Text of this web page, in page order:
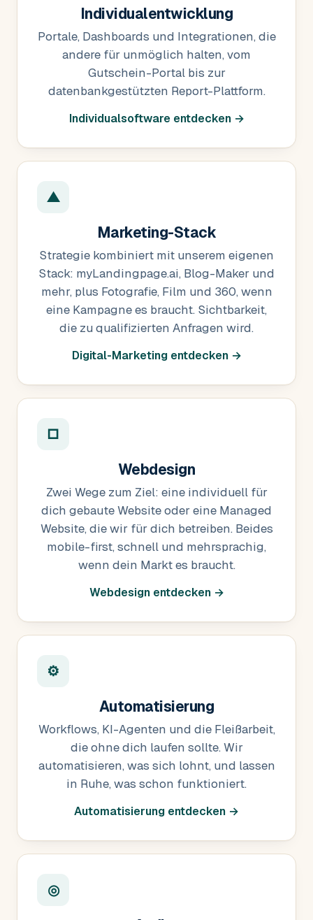
Individualentwicklung
Portale, Dashboards und Integrationen, die
andere für unmöglich halten, vom
Gutschein-Portal bis zur
datenbankgestützten Report-Plattform.
Individualsoftware entdecken →
▲
Marketing-Stack
Strategie kombiniert mit unserem eigenen
Stack: myLandingpage.ai, Blog-Maker und
mehr, plus Fotografie, Film und 360, wenn
eine Kampagne es braucht. Sichtbarkeit,
die zu qualifizierten Anfragen wird.
Digital-Marketing entdecken →
□
Webdesign
Zwei Wege zum Ziel: eine individuell für
dich gebaute Website oder eine Managed
Website, die wir für dich betreiben. Beides
mobile-first, schnell und mehrsprachig,
wenn dein Markt es braucht.
Webdesign entdecken →
⚙
Automatisierung
Workflows, KI-Agenten und die Fleißarbeit,
die ohne dich laufen sollte. Wir
automatisieren, was sich lohnt, und lassen
in Ruhe, was schon funktioniert.
Automatisierung entdecken →
◎